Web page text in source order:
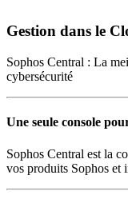
Gestion dans le
Sophos Central : La
cybersécurité
Une seule console
Sophos Central est la
vos produits Sophos et